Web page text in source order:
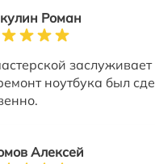
Роман
ноутбука был
Алексей